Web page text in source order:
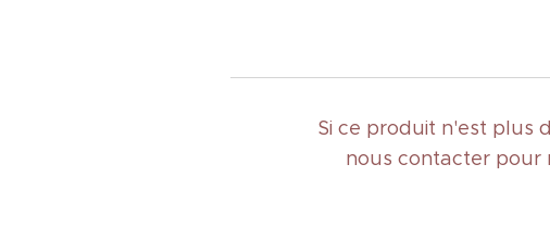
Si ce produit n'est plus
nous contacter pour